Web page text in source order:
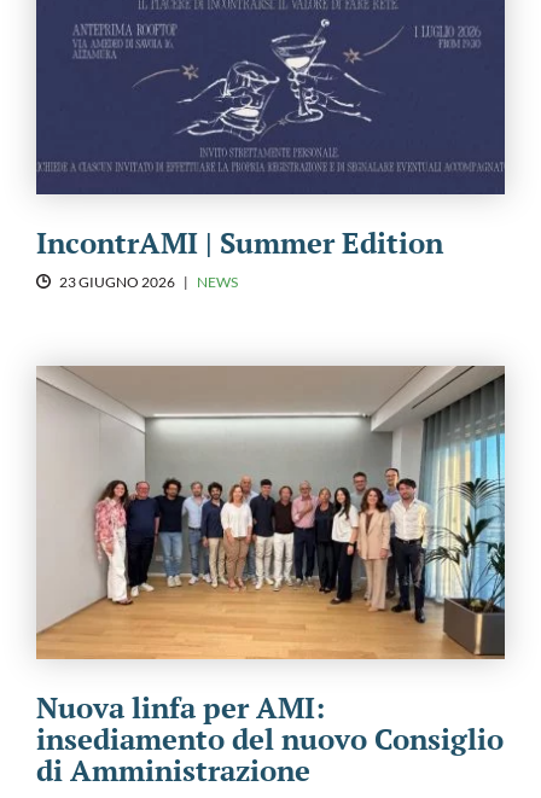
IncontrAMI | Summer Edition
23 GIUGNO 2026 | NEWS
Nuova linfa per AMI:
insediamento del nuovo Consiglio
di Amministrazione